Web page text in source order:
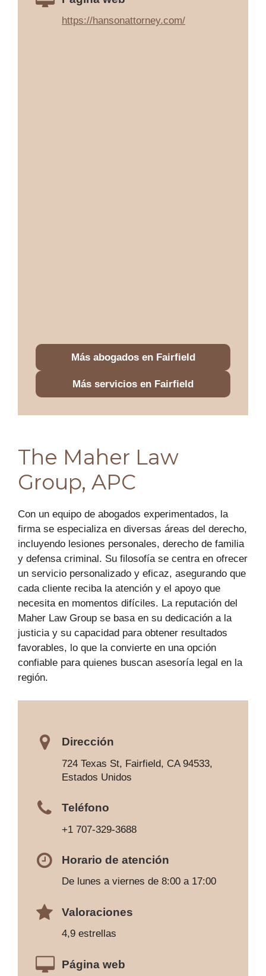
https://hansonattorney.com/
Más abogados en Fairfield
Más servicios en Fairfield
The Maher Law
Group, APC
Con un equipo de abogados experimentados, la
firma se especializa en diversas áreas del derecho,
incluyendo lesiones personales, derecho de familia
y defensa criminal. Su filosofía se centra en ofrecer
un servicio personalizado y eficaz, asegurando que
cada cliente reciba la atención y el apoyo que
necesita en momentos difíciles. La reputación del
Maher Law Group se basa en su dedicación a la
justicia y su capacidad para obtener resultados
favorables, lo que la convierte en una opción
confiable para quienes buscan asesoría legal en la
región.
Dirección
724 Texas St, Fairfield, CA 94533,
Estados Unidos
Teléfono
+1 707-329-3688
Horario de atención
De lunes a viernes de 8:00 a 17:00
Valoraciones
4,9 estrellas
Página web